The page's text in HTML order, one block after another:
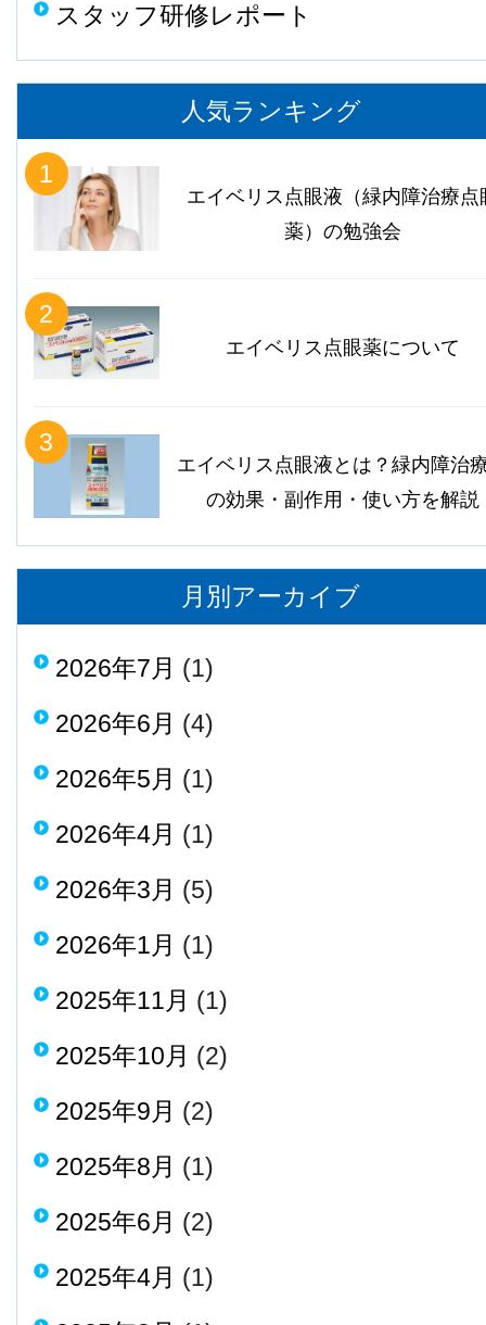
スタッフ研修レポート
人気ランキング
1
エイベリス点眼液（緑内障治療点
薬）の勉強会
2
エイベリス点眼薬について
3
エイベリス点眼液とは？緑内障治
の効果・副作用・使い方を解説
月別アーカイブ
2026年7月 (1)
2026年6月 (4)
2026年5月 (1)
2026年4月 (1)
2026年3月 (5)
2026年1月 (1)
2025年11月 (1)
2025年10月 (2)
2025年9月 (2)
2025年8月 (1)
2025年6月 (2)
2025年4月 (1)